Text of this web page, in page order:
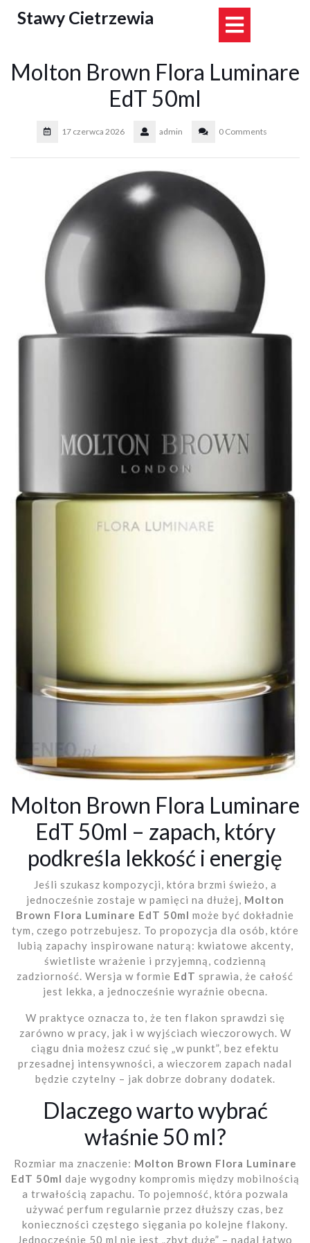
Stawy Cietrzewia
Molton Brown Flora Luminare
EdT 50ml
17 czerwca 2026 admin 0 Comments
Molton Brown Flora Luminare
EdT 50ml – zapach, który
podkreśla lekkość i energię
Jeśli szukasz kompozycji, która brzmi świeżo, a
jednocześnie zostaje w pamięci na dłużej, Molton
Brown Flora Luminare EdT 50ml może być dokładnie
tym, czego potrzebujesz. To propozycja dla osób, które
lubią zapachy inspirowane naturą: kwiatowe akcenty,
świetliste wrażenie i przyjemną, codzienną
zadziorność. Wersja w formie EdT sprawia, że całość
jest lekka, a jednocześnie wyraźnie obecna.
W praktyce oznacza to, że ten flakon sprawdzi się
zarówno w pracy, jak i w wyjściach wieczorowych. W
ciągu dnia możesz czuć się „w punkt”, bez efektu
przesadnej intensywności, a wieczorem zapach nadal
będzie czytelny – jak dobrze dobrany dodatek.
Dlaczego warto wybrać
właśnie 50 ml?
Rozmiar ma znaczenie: Molton Brown Flora Luminare
EdT 50ml daje wygodny kompromis między mobilnością
a trwałością zapachu. To pojemność, która pozwala
używać perfum regularnie przez dłuższy czas, bez
konieczności częstego sięgania po kolejne flakony.
Jednocześnie 50 ml nie jest „zbyt duże” – nadal łatwo